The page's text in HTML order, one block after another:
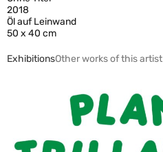
2018
Öl auf Leinwand
50 x 40 cm
ExhibitionsOther works of this artist